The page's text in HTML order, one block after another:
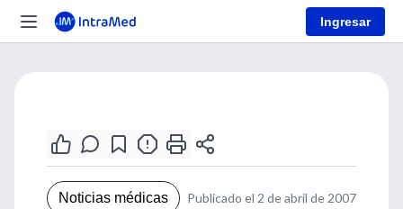
Ingresar
Noticias médicas Publicado el 2 de abril de 2007